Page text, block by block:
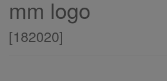
mm logo
[182020]